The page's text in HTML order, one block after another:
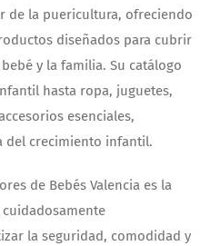
de la puericultura, ofreciendo
diseñados para cubrir
y la familia. Su catálogo
hasta ropa, juguetes,
esenciales,
del crecimiento infantil.
de Bebés Valencia es la
la seguridad, comodidad y